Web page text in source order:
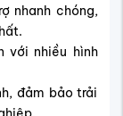
nhanh chóng,
với nhiều hình
đảm bảo trải